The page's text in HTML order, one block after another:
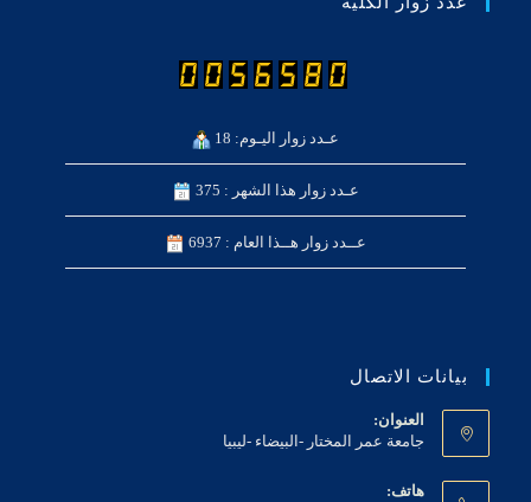
عـدد زوار اليـوم: 18
عـدد زوار هذا الشهر : 375
عــدد زوار هــذا العام : 6937
بيانات الاتصال
العنوان:
جامعة عمر المختار -البيضاء -ليبيا
هاتف: